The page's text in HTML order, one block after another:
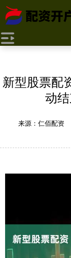
新型股票配
动
来源：仁佰配资